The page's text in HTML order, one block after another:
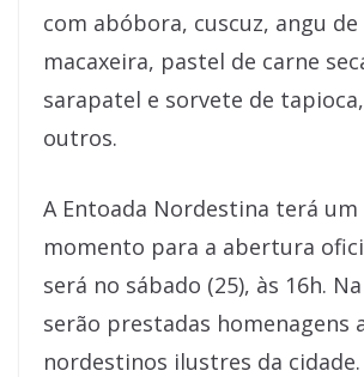
com abóbora, cuscuz, angu
macaxeira, pastel de carne
sarapatel e sorvete de
outros.
A Entoada Nordestina terá um
momento para a abertura
será no sábado (25), às 16h.
serão prestadas homenagens
nordestinos ilustres da cidade.